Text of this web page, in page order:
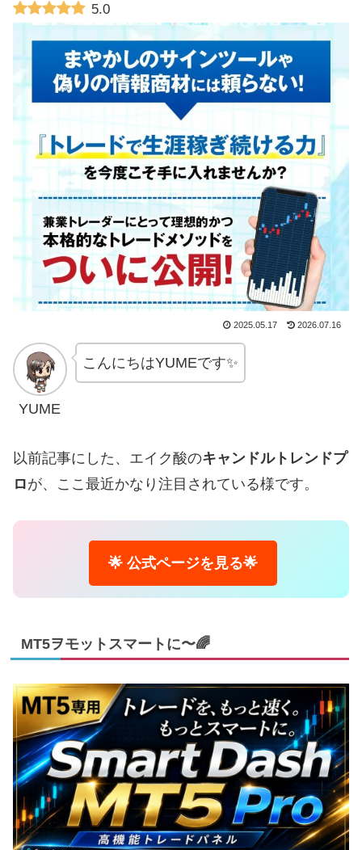
5.0
2025.05.17 2026.07.16
YUME
こんにちはYUMEです✨
以前記事にした、エイク酸のキャンドルトレンドプ
ロが、ここ最近かなり注目されている様です。
🌟 公式ページを見る🌟
MT5ヲモットスマートに〜🌈